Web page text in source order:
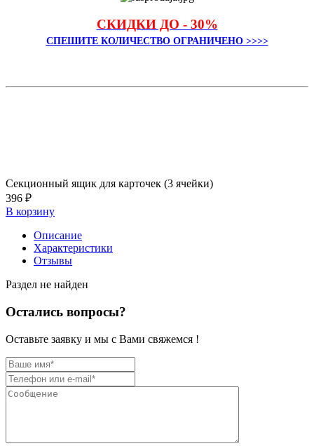
СКИДКИ ДО - 30%
СПЕШИТЕ КОЛИЧЕСТВО ОГРАНИЧЕНО >>>>
Секционный ящик для карточек (3 ячейки)
396 ₽
В корзину
Описание
Характеристики
Отзывы
Раздел не найден
Остались вопросы?
Оставьте заявку и мы с Вами свяжемся !